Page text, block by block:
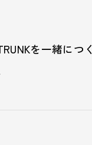
を一緒につ